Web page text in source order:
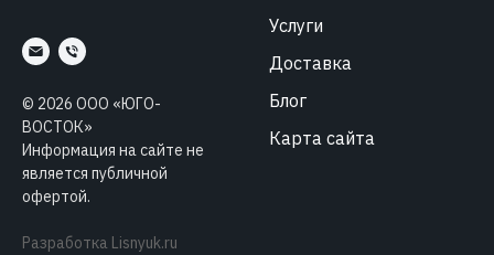
© 2026 ООО «ЮГО-
ВОСТОК»
Информация на сайте не
является публичной
офертой.
Разработка Lisnyuk.ru
Услуги
Доставка
Блог
Карта сайта